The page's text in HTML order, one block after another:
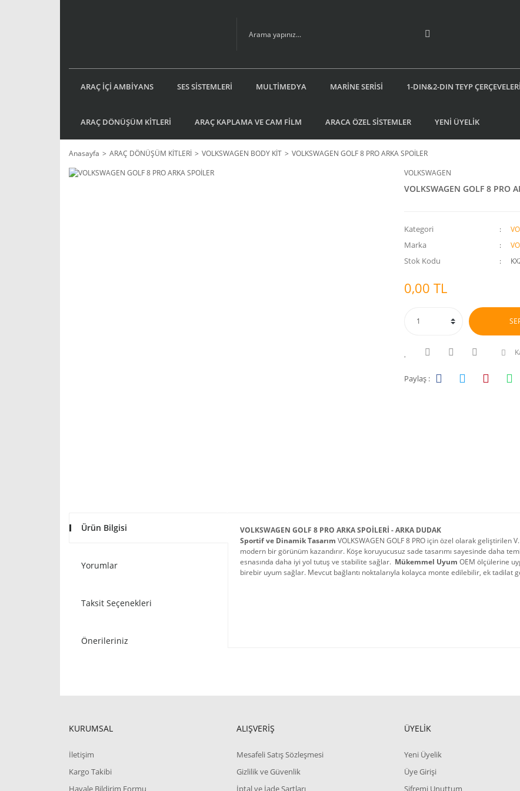
ARAÇ İÇİ AMBİYANS SES SİSTEMLERİ MULTİMEDYA MARİNE SERİSİ 1-DIN&2-DIN TEYP ÇERÇEVELERİ
ARAÇ DÖNÜŞÜM KİTLERİ ARAÇ KAPLAMA VE CAM FİLM ARACA ÖZEL SİSTEMLER YENİ ÜYELİK
Anasayfa ARAÇ DÖNÜŞÜM KİTLERİ VOLKSWAGEN BODY KİT
VOLKSWAGEN GOLF 8 PRO ARKA SPOİLER
VOLKSWAGEN
VOLKSWAGEN GOLF 8 PRO
Kategori
Marka
Stok Kodu
0,00 TL
Paylaş :
Ürün Bilgisi
Yorumlar
Taksit Seçenekleri
Önerileriniz
VOLKSWAGEN GOLF 8 PRO ARKA SPOİLERİ - ARKA DUDAK
Sportif ve Dinamik Tasarım VOLKSWAGEN GOLF 8 PRO için özel olarak
modern bir görünüm kazandırır. Köşe koruyucusuz sade tasarımı sayesinde daha
esnasında daha iyi yol tutuş ve stabilite sağlar. Mükemmel Uyum OEM ölçülerine
birebir uyum sağlar. Mevcut bağlantı noktalarıyla kolayca monte edilebilir, ek tadilat
KURUMSAL
İletişim
Kargo Takibi
Havale Bildirim Formu
ALIŞVERİŞ
Mesafeli Satış Sözleşmesi
Gizlilik ve Güvenlik
İptal ve İade Şartları
ÜYELİK
Yeni Üyelik
Üye Girişi
Şifremi Unuttum